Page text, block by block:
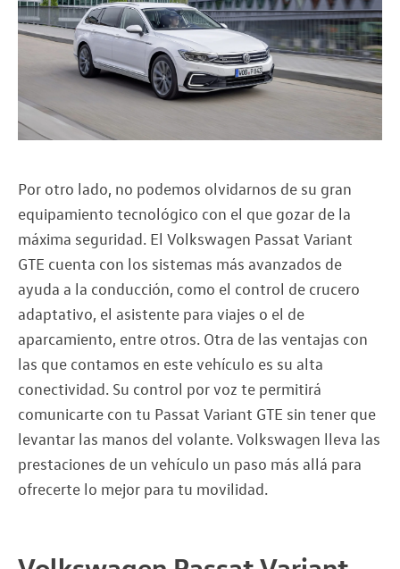
Por otro lado, no podemos olvidarnos de su gran
equipamiento tecnológico con el que gozar de la
máxima seguridad. El Volkswagen Passat Variant
GTE cuenta con los sistemas más avanzados de
ayuda a la conducción, como el control de crucero
adaptativo, el asistente para viajes o el de
aparcamiento, entre otros. Otra de las ventajas con
las que contamos en este vehículo es su alta
conectividad. Su control por voz te permitirá
comunicarte con tu Passat Variant GTE sin tener que
levantar las manos del volante. Volkswagen lleva las
prestaciones de un vehículo un paso más allá para
ofrecerte lo mejor para tu movilidad.